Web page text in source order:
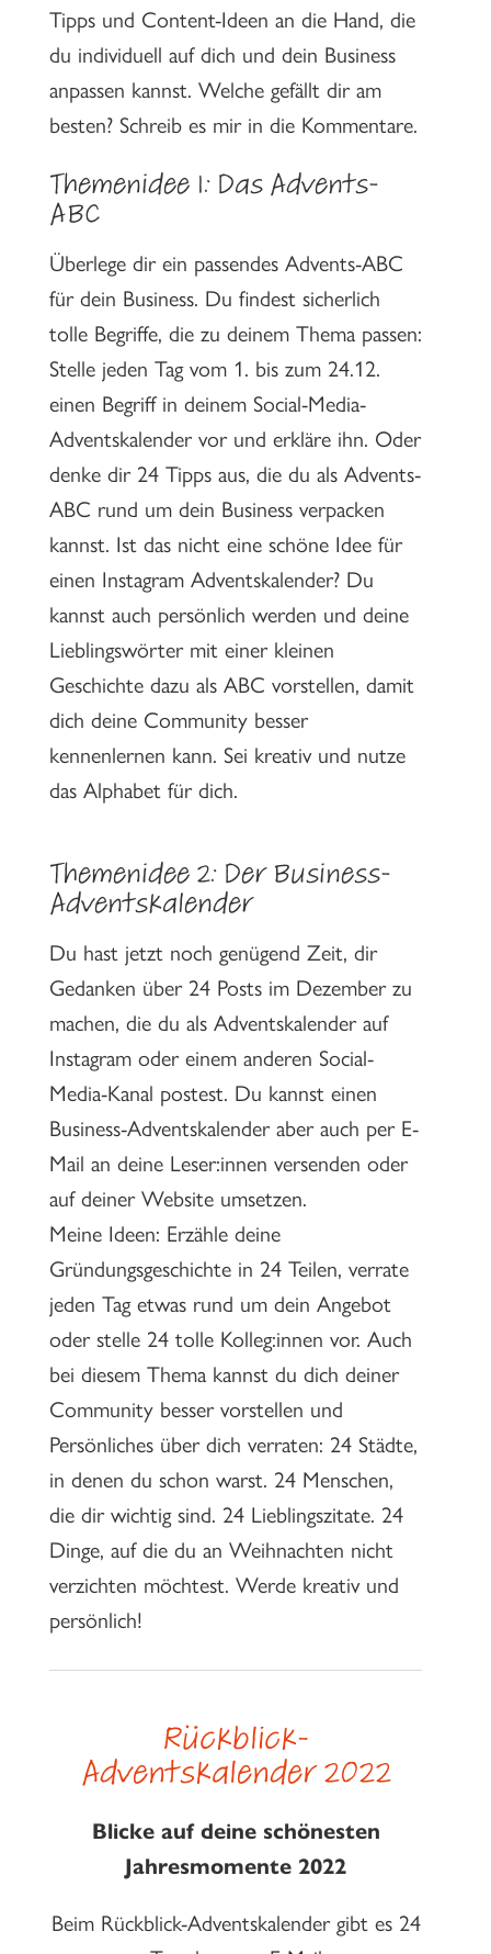
Tipps und Content-Ideen an die Hand, die
du individuell auf dich und dein Business
anpassen kannst. Welche gefällt dir am
besten? Schreib es mir in die Kommentare.
Themenidee 1: Das Advents-
ABC
Überlege dir ein passendes Advents-ABC
für dein Business. Du findest sicherlich
tolle Begriffe, die zu deinem Thema passen:
Stelle jeden Tag vom 1. bis zum 24.12.
einen Begriff in deinem Social-Media-
Adventskalender vor und erkläre ihn. Oder
denke dir 24 Tipps aus, die du als Advents-
ABC rund um dein Business verpacken
kannst. Ist das nicht eine schöne Idee für
einen Instagram Adventskalender? Du
kannst auch persönlich werden und deine
Lieblingswörter mit einer kleinen
Geschichte dazu als ABC vorstellen, damit
dich deine Community besser
kennenlernen kann. Sei kreativ und nutze
das Alphabet für dich.
Themenidee 2: Der Business-
Adventskalender
Du hast jetzt noch genügend Zeit, dir
Gedanken über 24 Posts im Dezember zu
machen, die du als Adventskalender auf
Instagram oder einem anderen Social-
Media-Kanal postest. Du kannst einen
Business-Adventskalender aber auch per E-
Mail an deine Leser:innen versenden oder
auf deiner Website umsetzen.
Meine Ideen: Erzähle deine
Gründungsgeschichte in 24 Teilen, verrate
jeden Tag etwas rund um dein Angebot
oder stelle 24 tolle Kolleg:innen vor. Auch
bei diesem Thema kannst du dich deiner
Community besser vorstellen und
Persönliches über dich verraten: 24 Städte,
in denen du schon warst. 24 Menschen,
die dir wichtig sind. 24 Lieblingszitate. 24
Dinge, auf die du an Weihnachten nicht
verzichten möchtest. Werde kreativ und
persönlich!
Rückblick-
Adventskalender 2022
Blicke auf deine schönesten
Jahresmomente 2022
Beim Rückblick-Adventskalender gibt es 24